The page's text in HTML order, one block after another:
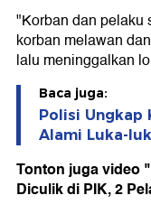
"Korban dan pelaku
korban melawan
lalu meninggalkan
Baca juga:
Polisi Ungkap
Alami Luka-
Tonton juga video
Diculik di PIK, 2